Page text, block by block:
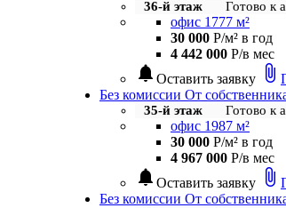
36-й этаж Готово к
офис 1777 м²
30 000 Р/м² в год
4 442 000 Р/в мес
notifications Оставить заявку attach_file
Без комиссии От
35-й этаж Готово к
офис 1987 м²
30 000 Р/м² в год
4 967 000 Р/в мес
notifications Оставить заявку attach_file
Без комиссии От